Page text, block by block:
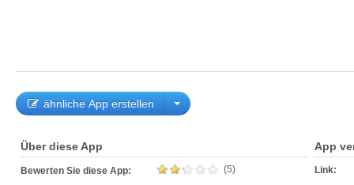
ähnliche App erstellen
Über diese App
Bewerten Sie diese App: (5)
App
Link: